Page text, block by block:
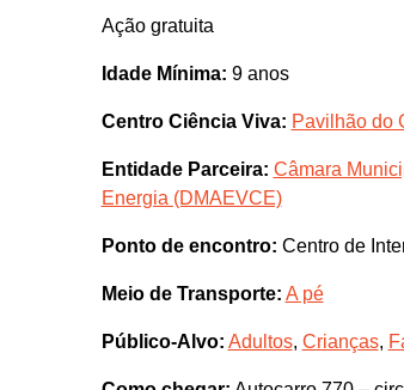
Ação gratuita
Idade Mínima: 9 anos
Centro Ciência Viva: Pavilhão do
Entidade Parceira: Câmara
Energia (DMAEVCE)
Ponto de encontro: Centro de
Meio de Transporte: A pé
Público-Alvo: Adultos, Crianças,